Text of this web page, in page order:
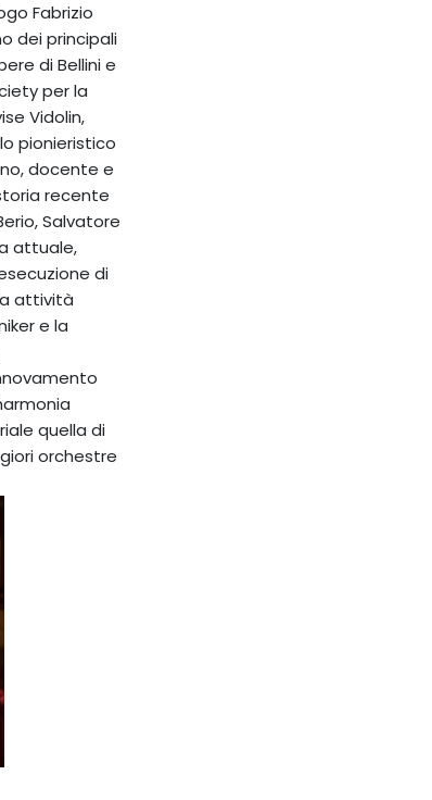
Fabrizio
dei principali
di Bellini e
per la
Vidolin,
pionieristico
docente e
recente
Salvatore
attuale,
di
attività
e la
quella di
orchestre